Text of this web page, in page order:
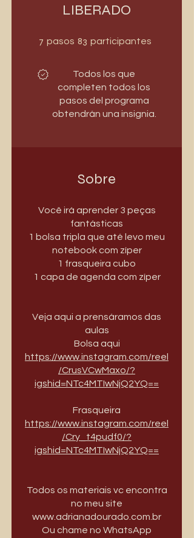
LIBERADO
7 pasos 7 pasos
83 participantes
Todos los que
completen todos los
pasos del programa
obtendrán una insignia.
Sobre
Você irá aprender 3 peças
fantásticas
1 bolsa tripla que até levo meu
notebook com zíper
1 frasqueira cubo
1 capa de agenda com zíper
Veja aqui a prensáramos das
aulas
Bolsa aqui
https://www.instagram.com/reel
/CrusVCwMaxo/?
igshid=NTc4MTIwNjQ2YQ==
https://www.instagram.com/reel
/Cry_t4pudf0/?
igshid=NTc4MTIwNjQ2YQ==
Todos os materiais vc encontra
no meu site
www.adrianadourado.com.br
Ou chame no WhatsApp